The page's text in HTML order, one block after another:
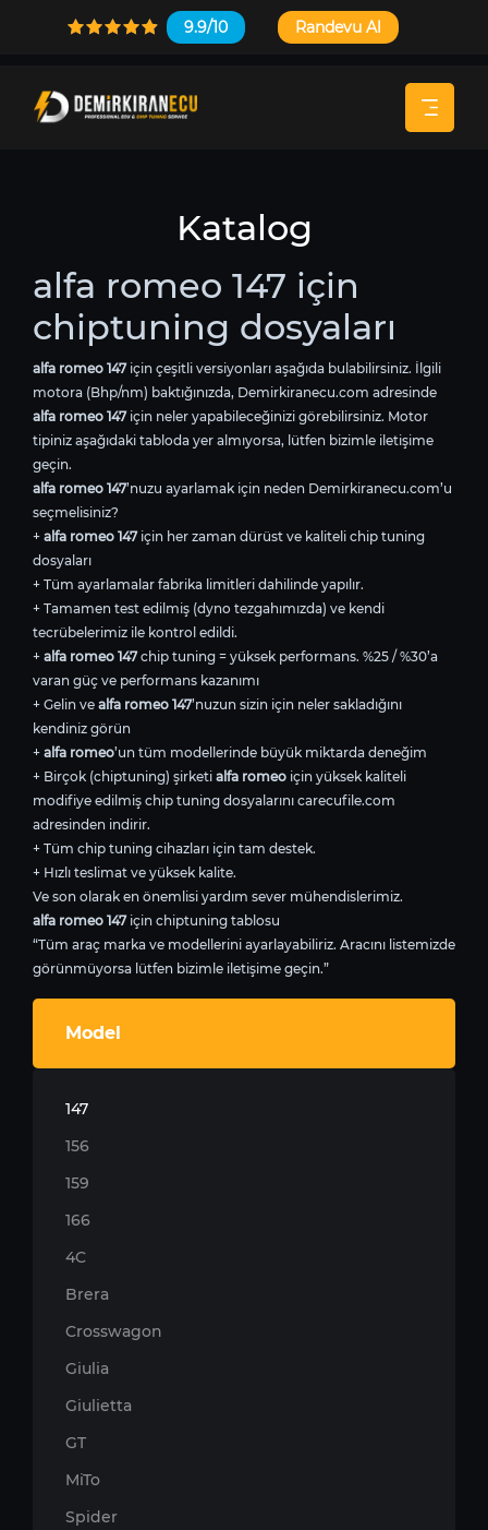
9.9/10 Randevu Al
Katalog
alfa romeo 147 için
chiptuning dosyaları
alfa romeo 147için çeşitli versiyonları aşağıda bulabilirsiniz. İlgili
motora (Bhp/nm) baktığınızda, Demirkiranecu.com adresinde
alfa romeo 147için neler yapabileceğinizi görebilirsiniz. Motor
tipiniz aşağıdaki tabloda yer almıyorsa, lütfen bizimle iletişime
geçin.
alfa romeo 147’nuzu ayarlamak için neden Demirkiranecu.com’u
seçmelisiniz?
+ alfa romeo 147için her zaman dürüst ve kaliteli chip tuning
dosyaları
+ Tüm ayarlamalar fabrika limitleri dahilinde yapılır.
+ Tamamen test edilmiş (dyno tezgahımızda) ve kendi
tecrübelerimiz ile kontrol edildi.
+ alfa romeo 147chip tuning = yüksek performans. %25 / %30’a
varan güç ve performans kazanımı
+ Gelin ve alfa romeo 147’nuzun sizin için neler sakladığını
kendiniz görün
+ alfa romeo’un tüm modellerinde büyük miktarda deneğim
+ Birçok (chiptuning) şirketi alfa romeo için yüksek kaliteli
modifiye edilmiş chip tuning dosyalarını carecufile.com
adresinden indirir.
+ Tüm chip tuning cihazları için tam destek.
+ Hızlı teslimat ve yüksek kalite.
Ve son olarak en önemlisi yardım sever mühendislerimiz.
alfa romeo 147için chiptuning tablosu
“Tüm araç marka ve modellerini ayarlayabiliriz. Aracını listemizde
görünmüyorsa lütfen bizimle iletişime geçin.”
Model
147
156
159
166
4C
Brera
Crosswagon
Giulia
Giulietta
GT
MiTo
Spider